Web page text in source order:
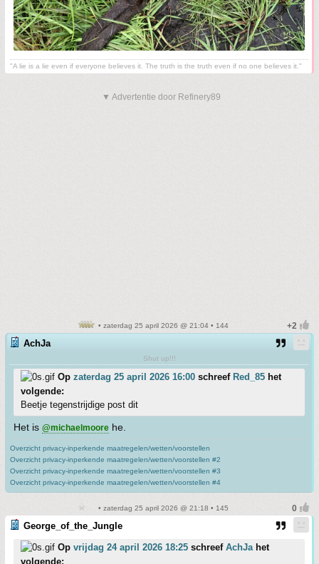
"A lie is a lie even if everyone believes it. The truth is the truth even if no one believes it."
▼ Advertentie door Refinery89
• zaterdag 25 april 2026 @ 21:04 • 144
AchJa
Shut up!!!
Op zaterdag 25 april 2026 16:00 schreef Red_85 het
volgende:
Beetje tegenstrijdige post dit
Het is @michaelmoore he.
Overzicht privacy-inperkende maatregelen/wetten/voorstellen
Overzicht privacy-inperkende maatregelen/wetten/voorstellen #2
Overzicht privacy-inperkende maatregelen/wetten/voorstellen #3
Overzicht privacy-inperkende maatregelen/wetten/voorstellen #4
• zaterdag 25 april 2026 @ 21:18 • 145
George_of_the_Jungle
Op vrijdag 24 april 2026 18:25 schreef AchJa het
volgende: